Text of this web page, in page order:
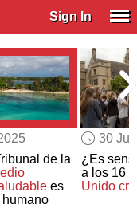
Sign In
de la
es
30
¿Es
a los 16
Unido